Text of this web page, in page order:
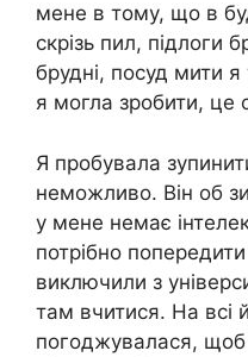
мене в тому, що в
скрізь пил, підлоги
брудні, посуд мити
я могла зробити, це
Я пробувала
неможливо. Він об
у мене немає
потрібно
виключили з
там вчитися. На всі
погоджувалася, щоб